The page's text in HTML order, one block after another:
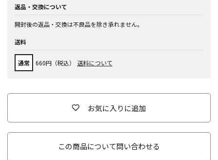
返品・交換について
開封後の返品・交換は不良品を除き承れません。
送料
通常 660円（税込） 送料について
お気に入りに追加
この商品について問い合わせる